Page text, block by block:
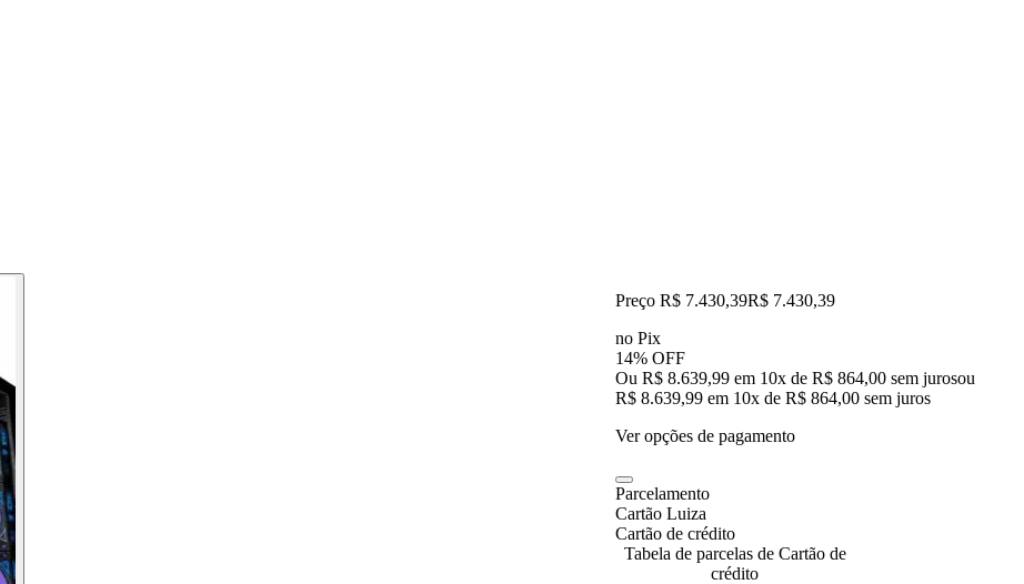
Preço R$ 7.430,39R$ 7.430,39
no Pix
14% OFF
Ou R$ 8.639,99 em 10x de R$ 864,00 sem jurosou
R$ 8.639,99 em 10x de R$ 864,00 sem juros
Ver opções de pagamento
Parcelamento
Cartão Luiza
Cartão de crédito
Tabela de parcelas de Cartão de
crédito